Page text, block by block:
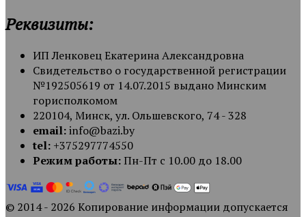
Реквизиты:
ИП Ленковец Екатерина Александровна
Свидетельство о государственной регистрации
№192505619 от 14.07.2015 выдано Минским
горисполкомом
220104, Минск, ул. Ольшевского, 74 - 328
email:info@bazi.by
tel: +375297774550
Режим работы:Пн-Пт с 10.00 до 18.00
© 2014 - 2026 Копирование информации допускается